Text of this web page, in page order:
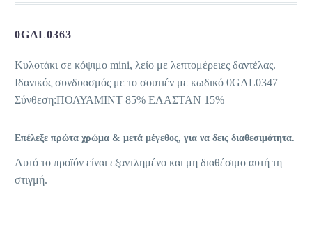
0GAL0363
Κυλοτάκι σε κόψιμο mini, λείο με λεπτομέρειες δαντέλας.
Ιδανικός συνδυασμός με το σουτιέν με κωδικό 0GAL0347
Σύνθεση:ΠΟΛΥΑΜΙΝΤ 85% ΕΛΑΣΤΑΝ 15%
Επέλεξε πρώτα χρώμα & μετά μέγεθος, για να δεις διαθεσιμότητα.
Αυτό το προϊόν είναι εξαντλημένο και μη διαθέσιμο αυτή τη
στιγμή.